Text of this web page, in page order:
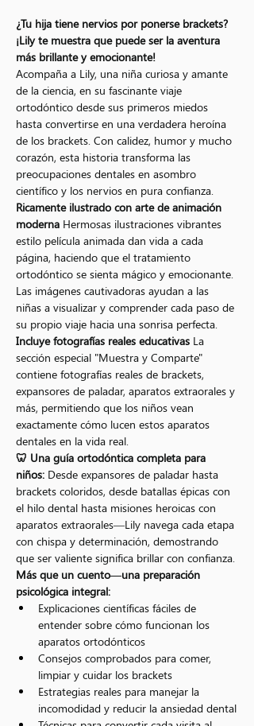
¿Tu hija tiene nervios por ponerse brackets?
¡Lily te muestra que puede ser la aventura
más brillante y emocionante!
Acompaña a Lily, una niña curiosa y amante
de la ciencia, en su fascinante viaje
ortodóntico desde sus primeros miedos
hasta convertirse en una verdadera heroína
de los brackets. Con calidez, humor y mucho
corazón, esta historia transforma las
preocupaciones dentales en asombro
científico y los nervios en pura confianza.
Ricamente ilustrado con arte de animación
moderna Hermosas ilustraciones vibrantes
estilo película animada dan vida a cada
página, haciendo que el tratamiento
ortodóntico se sienta mágico y emocionante.
Las imágenes cautivadoras ayudan a las
niñas a visualizar y comprender cada paso de
su propio viaje hacia una sonrisa perfecta.
Incluye fotografías reales educativas La
sección especial "Muestra y Comparte"
contiene fotografías reales de brackets,
expansores de paladar, aparatos extraorales y
más, permitiendo que los niños vean
exactamente cómo lucen estos aparatos
dentales en la vida real.
🦷 Una guía ortodóntica completa para
niños: Desde expansores de paladar hasta
brackets coloridos, desde batallas épicas con
el hilo dental hasta misiones heroicas con
aparatos extraorales—Lily navega cada etapa
con chispa y determinación, demostrando
que ser valiente significa brillar con confianza.
Más que un cuento—una preparación
psicológica integral:
Explicaciones científicas fáciles de
entender sobre cómo funcionan los
aparatos ortodónticos
Consejos comprobados para comer,
limpiar y cuidar los brackets
Estrategias reales para manejar la
incomodidad y reducir la ansiedad dental